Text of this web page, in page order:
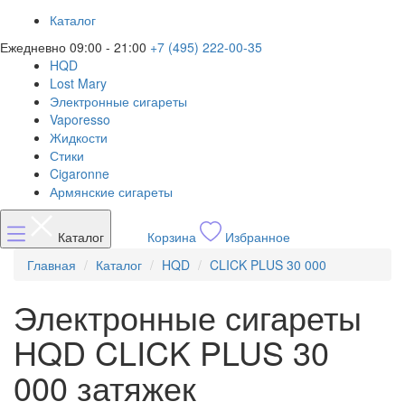
Каталог
Ежедневно 09:00 - 21:00 +7 (495) 222-00-35
HQD
Lost Mary
Электронные сигареты
Vaporesso
Жидкости
Стики
Cigaronne
Армянские сигареты
Каталог Корзина
Избранное
Главная
Каталог HQD CLICK PLUS 30 000
Электронные сигареты
HQD CLICK PLUS 30
000 затяжек